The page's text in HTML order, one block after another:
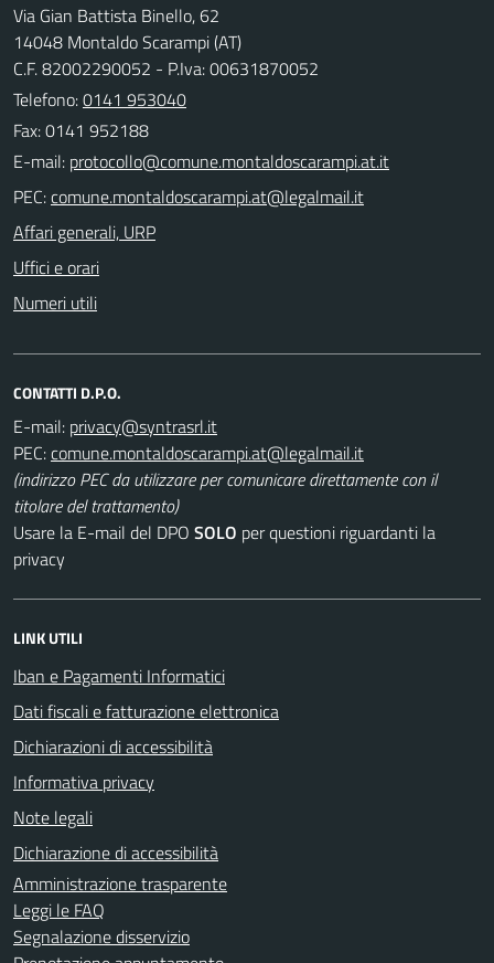
Via Gian Battista Binello, 62
14048 Montaldo Scarampi (AT)
C.F. 82002290052 - P.Iva: 00631870052
Telefono:0141 953040
Fax: 0141 952188
E-mail:
PEC:
Affari generali, URP
Uffici e orari
Numeri utili
CONTATTI D.P.O.
E-mail:
PEC:
(indirizzo PEC da utilizzare per comunicare direttamente con il
titolare del trattamento)
Usare la E-mail del DPO SOLO per questioni riguardanti la
privacy
LINK UTILI
Iban e Pagamenti Informatici
Dati fiscali e fatturazione elettronica
Dichiarazioni di accessibilità
Informativa privacy
Note legali
Dichiarazione di accessibilità
Amministrazione trasparente
Leggi le FAQ
Segnalazione disservizio